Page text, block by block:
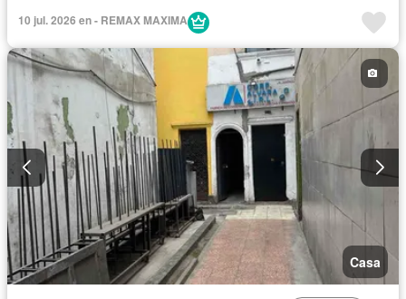
10 jul. 2026 en - REMAX MAXIMA
Casa